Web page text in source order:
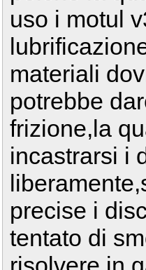
uso i motul
materiali
potrebbe
frizione,la
incastrarsi i
precise i
tentato di